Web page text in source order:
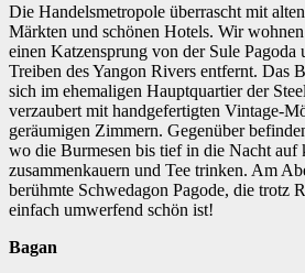
Die Handelsmetropole überrascht mit
Märkten und schönen Hotels. Wir
einen Katzensprung von der Sule Pagoda
Treiben des Yangon Rivers entfernt. Das
sich im ehemaligen Hauptquartier der
verzaubert mit handgefertigten Vintage-
geräumigen Zimmern. Gegenüber
wo die Burmesen bis tief in die Nacht auf
zusammenkauern und Tee trinken. Am
berühmte Schwedagon Pagode, die trotz
einfach umwerfend schön ist!
Bagan